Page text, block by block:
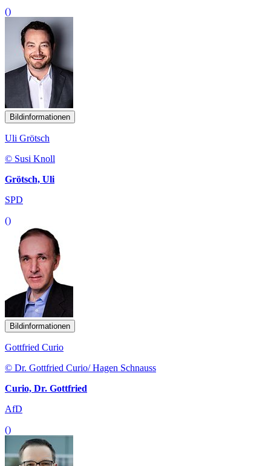
()
Bildinformationen
Uli Grötsch
© Susi Knoll
Grötsch, Uli
SPD
()
Bildinformationen
Gottfried Curio
© Dr. Gottfried Curio/ Hagen Schnauss
Curio, Dr. Gottfried
AfD
()